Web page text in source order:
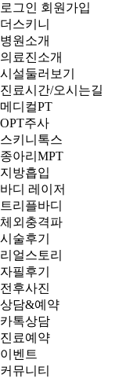
로그인 회원가입
더스키니
병원소개
의료진소개
시설둘러보기
진료시간/오시는길
메디컬PT
OPT주사
스키니톡스
종아리MPT
지방흡입
바디 레이저
트리플바디
체외충격파
시술후기
리얼스토리
자필후기
전후사진
상담&예약
카톡상담
진료예약
이벤트
커뮤니티